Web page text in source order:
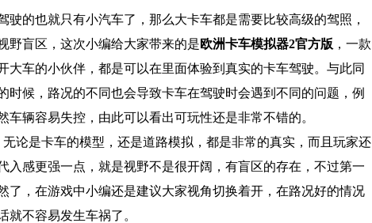
的也就只有小汽车了，那么大卡车都是需要比较高级的驾照，
野盲区，这次小编给大家带来的是欧洲卡车模拟器2官方版 ，一款
车的小伙伴，都是可以在里面体验到真实的卡车驾驶。与此同
候，路况的不同也会导致卡车在驾驶时会遇到不同的问题，例
辆容易失控，由此可以看出可玩性还是非常不错的。
论是卡车的模型，还是道路模拟，都是非常的真实，而且玩家还
感更强一点，就是视野不是很开阔，有盲区的存在，不过第一
了，在游戏中小编还是建议大家视角切换着开，在路况好的情况
不容易发生车祸了。